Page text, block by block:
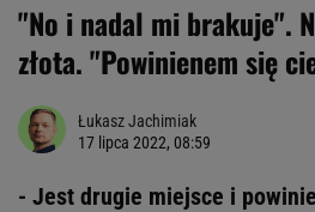
"No i nadal mi brakuje".
złota. "Powinienem się
Łukasz Jachimiak
17 lipca 2022, 08:59
- Jest drugie miejsce i